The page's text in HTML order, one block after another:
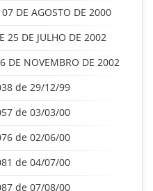
DE AGOSTO DE 2000
25 DE JULHO DE 2002
DE NOVEMBRO DE 2002
de 29/12/99
de 03/03/00
de 02/06/00
de 04/07/00
de 07/08/00